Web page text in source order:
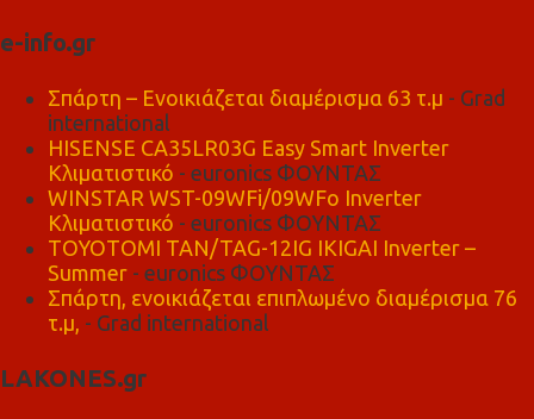
e-info.gr
Σπάρτη – Ενοικιάζεται διαμέρισμα 63 τ.μ - Grad
international
HISENSE CA35LR03G Easy Smart Inverter
Κλιματιστικό - euronics ΦΟΥΝΤΑΣ
WINSTAR WST-09WFi/09WFo Inverter
Κλιματιστικό - euronics ΦΟΥΝΤΑΣ
TOYOTOMI TAN/TAG-12IG IKIGAI Inverter –
Summer - euronics ΦΟΥΝΤΑΣ
Σπάρτη, ενοικιάζεται επιπλωμένο διαμέρισμα 76
τ.μ, - Grad international
LAKONES.gr